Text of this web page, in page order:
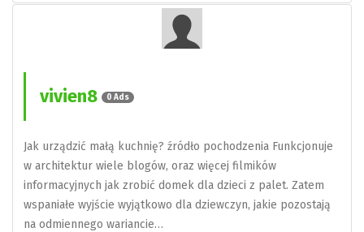
vivien8 0 Ads
Jak urządzić małą kuchnię? źródło pochodzenia Funkcjonuje
w architektur wiele blogów, oraz więcej filmików
informacyjnych jak zrobić domek dla dzieci z palet. Zatem
wspaniałe wyjście wyjątkowo dla dziewczyn, jakie pozostają
na odmiennego wariancie…